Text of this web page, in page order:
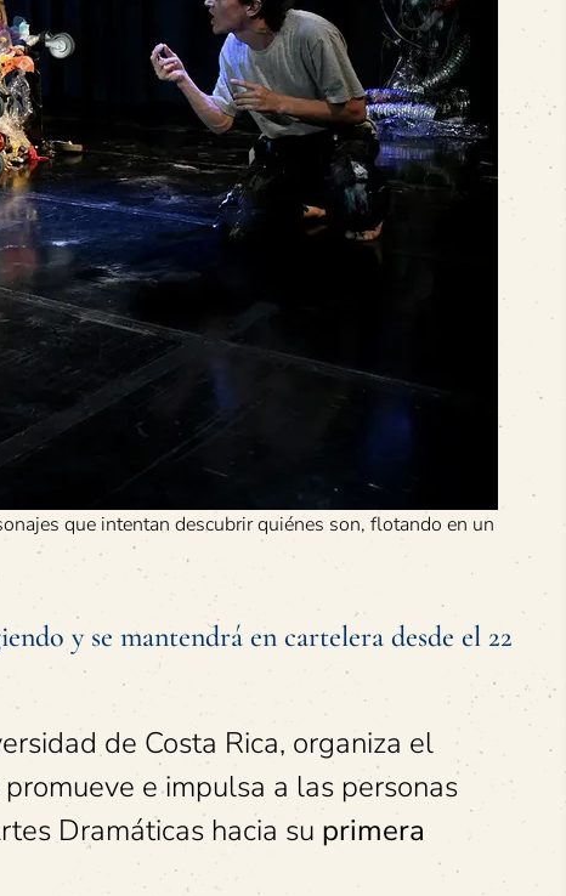
que intentan descubrir quiénes son, flotando en un
y se mantendrá en cartelera desde el 22
de Costa Rica, organiza el
e impulsa a las personas
Dramáticas hacia su primera